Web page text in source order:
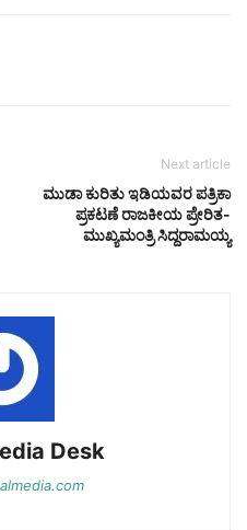
Next article
ಮುಡಾ ಕುರಿತು ಇಡಿಯವರ ಪತ್ರಿಕಾ
ಪ್ರಕಟಣೆ ರಾಜಕೀಯ ಪ್ರೇರಿತ-
ಮುಖ್ಯಮಂತ್ರಿ ಸಿದ್ದರಾಮಯ್ಯ
Desk